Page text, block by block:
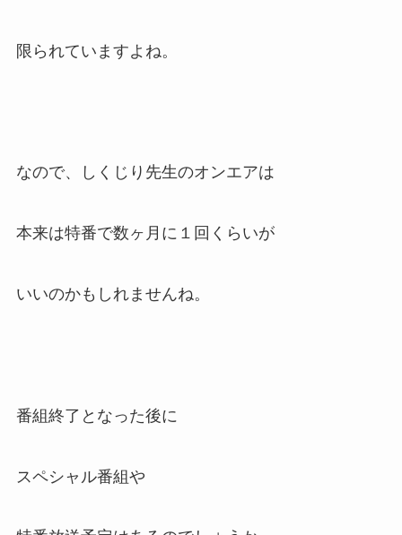
限られていますよね。
なので、しくじり先生のオンエアは
本来は特番で数ヶ月に１回くらいが
いいのかもしれませんね。
番組終了となった後に
スペシャル番組や